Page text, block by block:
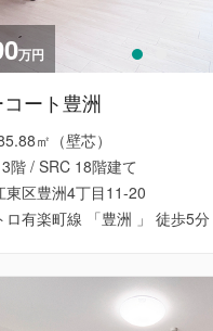
万円
ート豊洲
㎡（壁芯）
階 / SRC 18階建て
東区豊洲4丁目11-20
ロ有楽町線 「豊洲 」 徒歩5分